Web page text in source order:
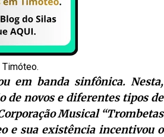
em banda sinfônica. Nesta,
de novos e diferentes tipos de
Musical “Trombetas
e sua existência incentivou o